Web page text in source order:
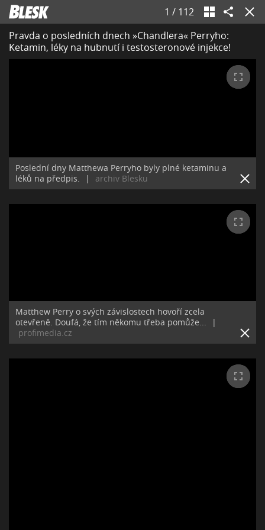
1 / 112
Pravda o posledních dnech »Chandlera« Perryho:
Ketamin, léky na hubnutí i testosteronové injekce!
Poslední dny Matthewa Perryho byly plné ketaminu a
léků na předpis.
| archiv Blesku
Matthew Perry o svých závislostech hovoří zcela
otevřeně. Doufá, že tím někomu třeba pomůže...
|
profimedia.cz